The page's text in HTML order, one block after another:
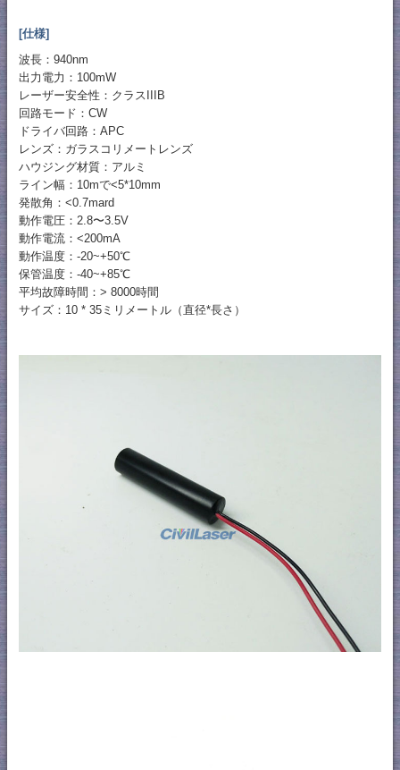
[仕様]
波長：940nm
出力電力：100mW
レーザー安全性：クラスIIIB
回路モード：CW
ドライバ回路：APC
レンズ：ガラスコリメートレンズ
ハウジング材質：アルミ
ライン幅：10mで<5*10mm
発散角：<0.7mard
動作電圧：2.8〜3.5V
動作電流：<200mA
動作温度：-20~+50℃
保管温度：-40~+85℃
平均故障時間：> 8000時間
サイズ：10 * 35ミリメートル（直径*長さ）